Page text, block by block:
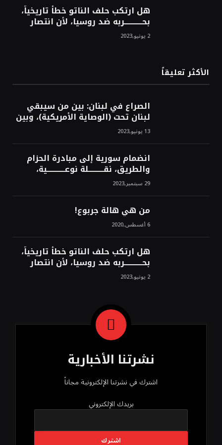
هل ارتكب حلف الناتو خطأً تاريخياً،
بحــــــــــــربه ضد روسيا، لأن انتصار
روسيا الحتمي، سيفتت الناتو!محمد
محسن 2 يونيو,2023
الأكثر تعليقاً
الصراع في لبنان: بين من سيبقي
لبنان تحت (الوصاية الأمريكية)، وبين
من سيخرج لبنان من النفق الغربي!
محمد محسن13 يونيو,2023
انضمام سورية إلى مبادرة الحزام
والطريق، نقــــــــــلة نوعــــــــــــية،
استراتيجية، تاريخية، نهائية، نحو
الشرق!محمد محسن29 سبتمبر,2023
من هي هالة جربوع!
6 أغسطس,2020
هل ارتكب حلف الناتو خطأً تاريخياً،
بحــــــــــــربه ضد روسيا، لأن انتصار
روسيا الحتمي، سيفتت الناتو!محمد
محسن 2 يونيو,2023
نشرتنا الأخبارية
اشترك في نشرتنا الإلكترونية مجاناً
بريدك الإلكتروني